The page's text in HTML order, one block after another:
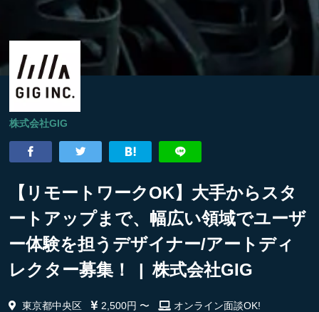
株式会社GIG
【リモートワークOK】大手からスタ
ートアップまで、幅広い領域でユーザ
ー体験を担うデザイナー/アートディ
レクター募集！ | 株式会社GIG
東京都中央区 2,500円 〜 オンライン面談OK!